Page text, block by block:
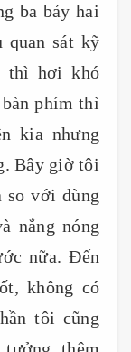
ba bảy hai
quan sát kỹ
thì hơi khó
phím thì
kia nhưng
Bây giờ tôi
so với dùng
nắng nóng
nữa. Đến
không có
tôi cũng